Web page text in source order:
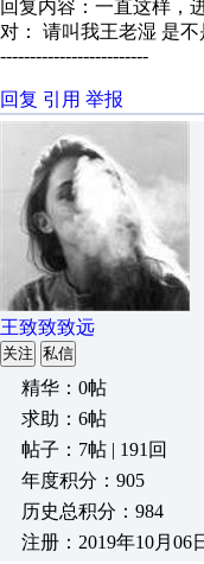
回复内容：一直这样，
对： 请叫我王老湿 是
-------------------------
回复 引用 举报
王致致致远
关注 私信
精华：0帖
求助：6帖
帖子：7帖 | 191回
年度积分：905
历史总积分：984
注册：2019年10月06